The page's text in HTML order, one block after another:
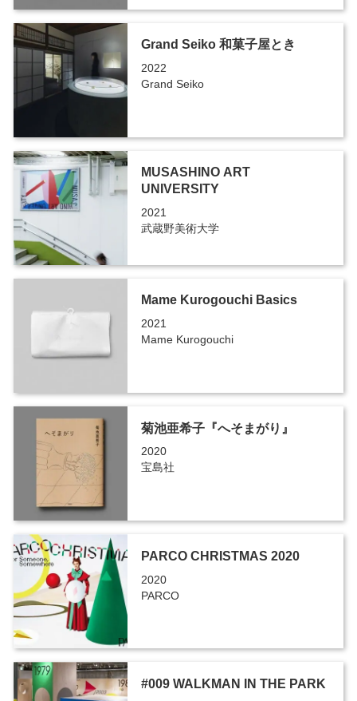
Grand Seiko 和菓子屋とき
2022
Grand Seiko
MUSASHINO ART
UNIVERSITY
2021
武蔵野美術大学
Mame Kurogouchi Basics
2021
Mame Kurogouchi
菊池亜希子『へそまがり』
2020
宝島社
PARCO CHRISTMAS 2020
2020
PARCO
#009 WALKMAN IN THE PARK